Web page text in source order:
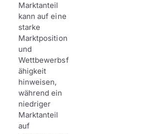
Marktanteil
kann auf eine
starke
Marktposition
und
Wettbewerbsf
ähigkeit
hinweisen,
während ein
niedriger
Marktanteil
auf